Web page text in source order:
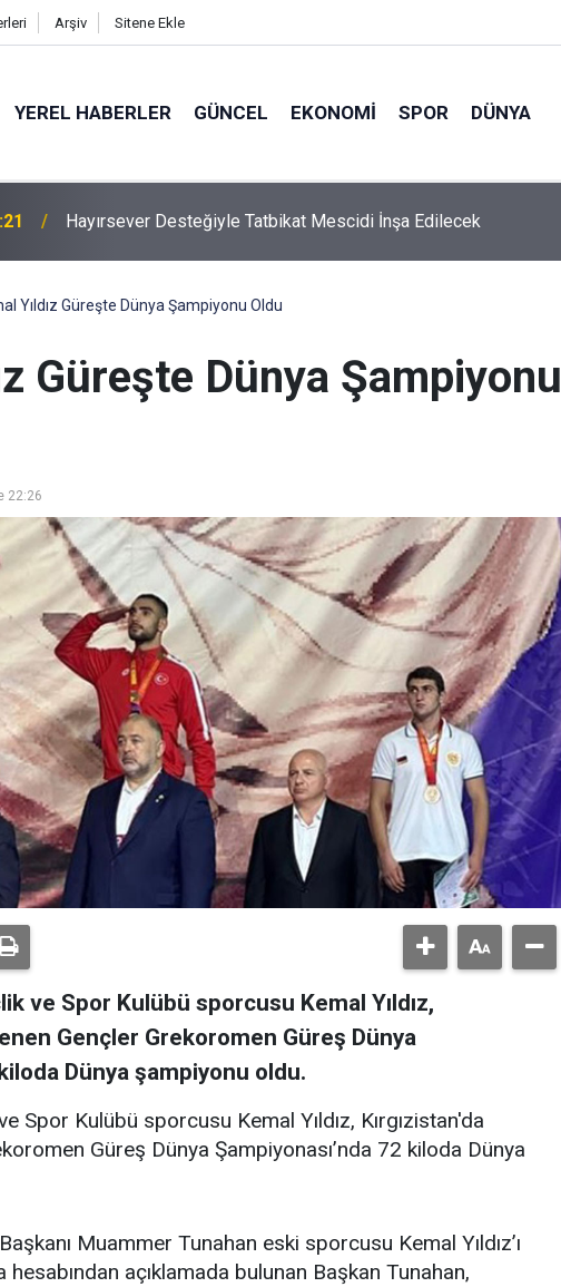
Arşiv Sitene Ekle
YEREL HABERLER GÜNCEL EKONOMI SPOR DÜNYA
Hayırsever Desteğiyle Tatbikat Mescidi İnşa Edilecek
Yıldız Güreşte Dünya Şampiyonu Oldu
Güreşte Dünya Şampiyonu
22:26
ve Spor Kulübü sporcusu Kemal Yıldız,
Gençler Grekoromen Güreş Dünya
Dünya şampiyonu oldu.
Spor Kulübü sporcusu Kemal Yıldız, Kırgızistan'da
Güreş Dünya Şampiyonası’nda 72 kiloda Dünya
Muammer Tunahan eski sporcusu Kemal Yıldız’ı
açıklamada bulunan Başkan Tunahan,